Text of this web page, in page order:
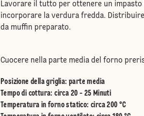
Lavorare il tutto per ottenere un impasto
incorporare la verdura fredda.
da muffin preparato.
Cuocere nella parte media del forno
Posizione della griglia:parte media
Tempo di cottura: circa 20 - 25 Minuti
Temperatura in forno statico: circa 200 °C